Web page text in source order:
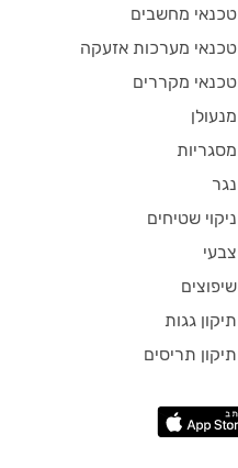
טכנאי מחשבים
טכנאי מערכות אזעקה
טכנאי מקררים
מנעולן
מסגריות
נגר
ניקוי שטיחים
צבעי
שיפוצים
תיקון גגות
תיקון תריסים